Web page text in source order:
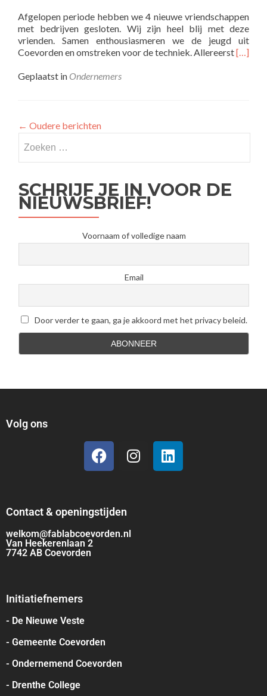
Afgelopen periode hebben we 4 nieuwe vriendschappen
met bedrijven gesloten. Wij zijn heel blij met deze
vrienden. Samen enthousiasmeren we de jeugd uit
Coevorden en omstreken voor de techniek. AllereerstLees
[…]
Geplaatst in Ondernemers
← Oudere berichten
SCHRIJF JE IN VOOR DE
NIEUWSBRIEF!
Voornaam of volledige naam
Email
Door verder te gaan, ga je akkoord met het privacy beleid.
Volg ons
Contact & openingstijden
welkom@fablabcoevorden.nl
Van Heekerenlaan 2
7742 AB Coevorden
Initiatiefnemers
- De Nieuwe Veste
- Gemeente Coevorden
- Ondernemend Coevorden
- Drenthe College